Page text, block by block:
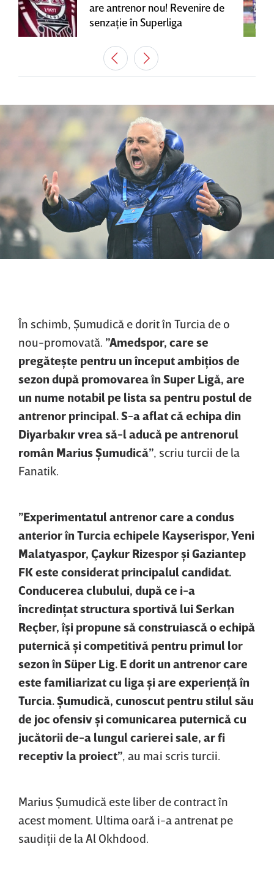
are antrenor nou! Revenire de
senzaţie în Superliga
În schimb, Şumudică e dorit în Turcia de o
nou-promovată. ”Amedspor, care se
pregăteşte pentru un început ambiţios de
sezon după promovarea în Super Ligă, are
un nume notabil pe lista sa pentru postul de
antrenor principal. S-a aflat că echipa din
Diyarbakır vrea să-l aducă pe antrenorul
român Marius Şumudică” , scriu turcii de la
Fanatik.
”Experimentatul antrenor care a condus
anterior în Turcia echipele Kayserispor, Yeni
Malatyaspor, Çaykur Rizespor şi Gaziantep
FK este considerat principalul candidat.
Conducerea clubului, după ce i-a
încredinţat structura sportivă lui Serkan
Reçber, îşi propune să construiască o echipă
puternică şi competitivă pentru primul lor
sezon în Süper Lig. E dorit un antrenor care
este familiarizat cu liga şi are experienţă în
Turcia. Şumudică, cunoscut pentru stilul său
de joc ofensiv şi comunicarea puternică cu
jucătorii de-a lungul carierei sale, ar fi
receptiv la proiect” , au mai scris turcii.
Marius Şumudică este liber de contract în
acest moment. Ultima oară i-a antrenat pe
saudiţii de la Al Okhdood.